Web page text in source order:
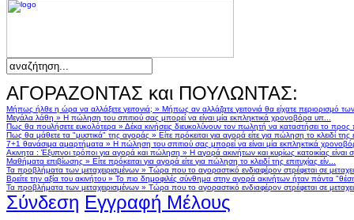
ΑΓΟΡΑΖΟΝΤΑΣ και ΠΟΥΛΩΝΤΑΣ:
Μήπως ήλθε η ώρα να αλλάξετε γειτονιά; » Μήπως αν αλλάζατε γειτονιά θα είχατε περιορισμό
Μεγάλα λάθη » Η πώληση του σπιτιού σας μπορεί να είναι μία εκπληκτικά χρονοβόρα υπ...
Πως θα πουλήσετε ευκολότερα » Δέκα κινήσεις διευκολύνουν τον πωλητή να καταστήσει το
Πως θα μάθετε τα "μυστικά" της αγοράς » Είτε πρόκειται για αγορά είτε για πώληση το κλειδί της
7+1 θανάσιμα αμαρτήματα » Η πώληση του σπιτιού σας μπορεί να είναι μία εκπληκτικά
Ακινητα : Έξυπνοι τρόποι για αγορά και πώληση » Η αγορά ακινήτων και κυρίως κατοικίας
Μαθήματα επιβίωσης » Είτε πρόκειται για αγορά είτε για πώληση το κλειδί της επιτυχίας είν...
Τα προβλήματα των μεταχειρισμένων » Τώρα που το αγοραστικό ενδιαφέρον στρέφεται σε
Βρείτε την αξία του ακινήτου » Το πιο δημοφιλές σύνθημα στην αγορά ακινήτων ήταν πάντα
Τα προβλήματα των μεταχειρισμένων » Τώρα που το αγοραστικό ενδιαφέρον στρέφεται σε
Σύνδεση Εγγραφή Μέλους